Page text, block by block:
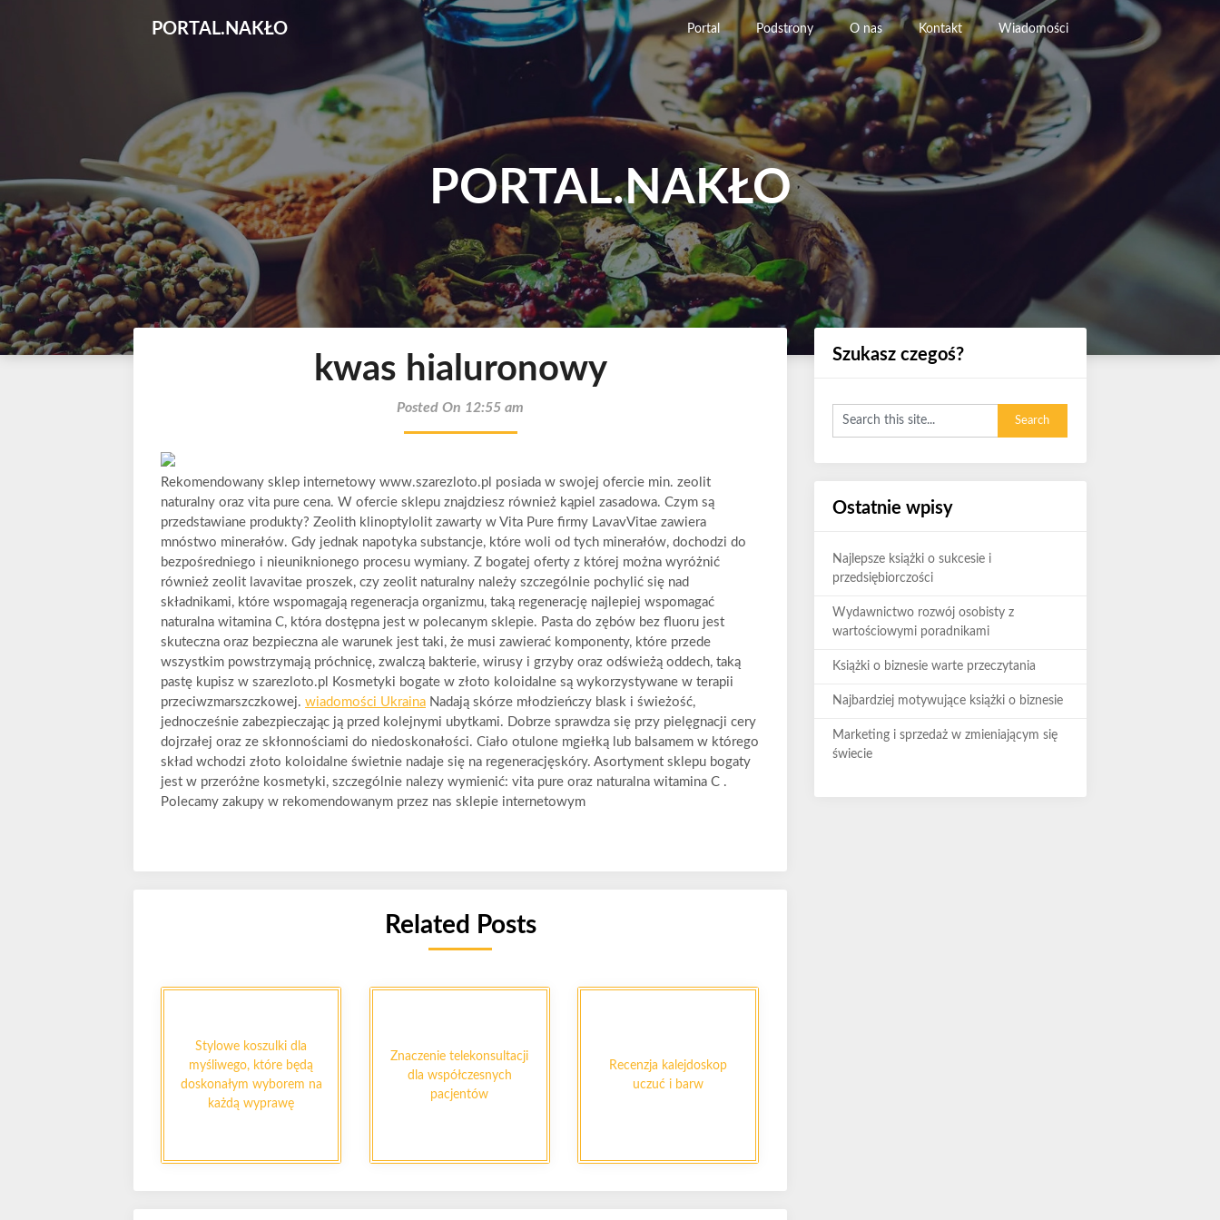
PORTAL.NAKŁO Portal Podstrony O nas Kontakt Wiadomości
PORTAL.NAKŁO
kwas hialuronowy
Posted On 12:55 am
Rekomendowany sklep internetowy www.szarezloto.pl posiada w swojej ofercie min. zeolit
naturalny oraz vita pure cena. W ofercie sklepu znajdziesz również kąpiel zasadowa. Czym są
przedstawiane produkty? Zeolith klinoptylolit zawarty w Vita Pure firmy LavavVitae zawiera
mnóstwo minerałów. Gdy jednak napotyka substancje, które woli od tych minerałów, dochodzi do
bezpośredniego i nieuniknionego procesu wymiany. Z bogatej oferty z której można wyróżnić
również zeolit lavavitae proszek, czy zeolit naturalny należy szczególnie pochylić się nad
składnikami, które wspomagają regeneracja organizmu, taką regenerację najlepiej wspomagać
naturalna witamina C, która dostępna jest w polecanym sklepie. Pasta do zębów bez fluoru jest
skuteczna oraz bezpieczna ale warunek jest taki, że musi zawierać komponenty, które przede
wszystkim powstrzymają próchnicę, zwalczą bakterie, wirusy i grzyby oraz odświeżą oddech, taką
pastę kupisz w szarezloto.pl Kosmetyki bogate w złoto koloidalne są wykorzystywane w terapii
przeciwzmarszczkowej. wiadomości Ukraina Nadają skórze młodzieńczy blask i świeżość,
jednocześnie zabezpieczając ją przed kolejnymi ubytkami. Dobrze sprawdza się przy pielęgnacji cery
dojrzałej oraz ze skłonnościami do niedoskonałości. Ciało otulone mgiełką lub balsamem w którego
skład wchodzi złoto koloidalne świetnie nadaje się na regeneracjęskóry. Asortyment sklepu bogaty
jest w przeróżne kosmetyki, szczególnie nalezy wymienić: vita pure oraz naturalna witamina C .
Polecamy zakupy w rekomendowanym przez nas sklepie internetowym
Related Posts
Stylowe koszulki dla
myśliwego, które będą
doskonałym wyborem na
każdą wyprawę
Znaczenie telekonsultacji
dla współczesnych
pacjentów
Recenzja kalejdoskop
uczuć i barw
Szukasz czegoś?
Ostatnie wpisy
Najlepsze książki o sukcesie i
przedsiębiorczości
Wydawnictwo rozwój osobisty z
wartościowymi poradnikami
Książki o biznesie warte przeczytania
Najbardziej motywujące książki o biznesie
Marketing i sprzedaż w zmieniającym się
świecie